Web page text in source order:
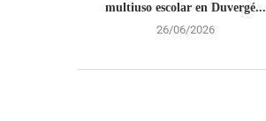
multiuso escolar en Duvergé...
26/06/2026